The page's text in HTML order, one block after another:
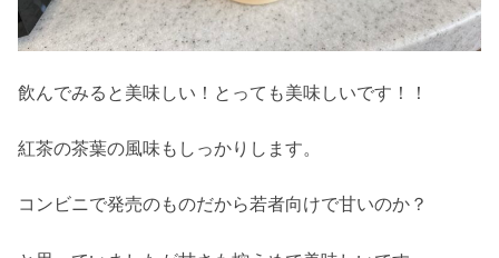
飲んでみると美味しい！とっても美味しいです！！
紅茶の茶葉の風味もしっかりします。
コンビニで発売のものだから若者向けで甘いのか？